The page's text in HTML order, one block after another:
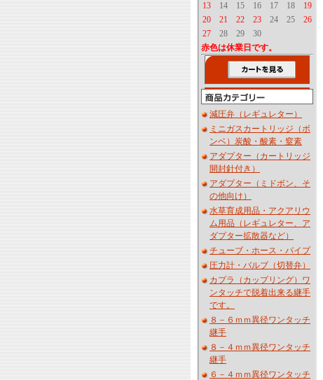
13
14 15 16 17 18
19
20
21 22 23 24 25
26
27
28 29
30
赤色は休業日です。
減圧弁（レギュレター）
ミニガスカートリッジ（ボ
ンベ）炭酸・酸素・窒素
アダプター（カートリッジ
開封針付き）
アダプター（ミドボン、そ
の他向け）
水草育成用品・アクアリウ
ム用品（レギュレター、ア
ダプター拡散器など）
チューブ・ホース・パイプ
圧力計・バルブ（切替弁）
カプラ（カップリング）ワ
ンタッチで脱着出来る継手
です。
８－６ｍｍ異径ワンタッチ
継手
８－４ｍｍ異径ワンタッチ
継手
６－４ｍｍ異径ワンタッチ